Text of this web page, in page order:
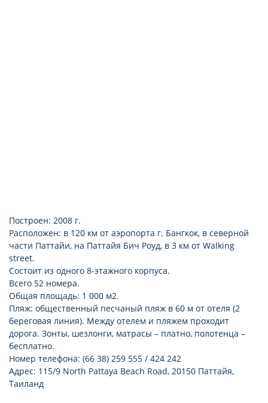
Построен: 2008 г.
Расположен: в 120 км от аэропорта г. Бангкок, в северной
части Паттайи, на Паттайя Бич Роуд, в 3 км от Walking
street.
Состоит из одного 8-этажного корпуса.
Всего 52 номера.
Общая площадь: 1 000 м2.
Пляж: общественный песчаный пляж в 60 м от отеля (2
береговая линия). Между отелем и пляжем проходит
дорога. Зонты, шезлонги, матрасы – платно, полотенца –
бесплатно.
Номер телефона: (66 38) 259 555 / 424 242
Адрес: 115/9 North Pattaya Beach Road, 20150 Паттайя,
Таиланд